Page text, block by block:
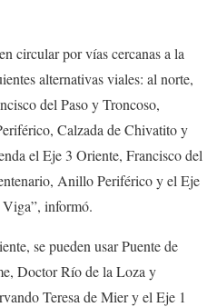
circular por vías cercanas a la
alternativas viales: al norte,
del Paso y Troncoso,
Calzada de Chivatito y
el Eje 3 Oriente, Francisco del
Anillo Periférico y el Eje
informó.
se pueden usar Puente de
Doctor Río de la Loza y
Teresa de Mier y el Eje 1